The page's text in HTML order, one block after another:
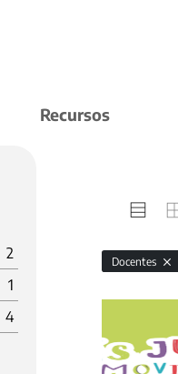
Recursos
2
1
4
Docentes